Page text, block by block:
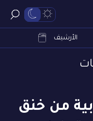
الأرشيف
من خنق